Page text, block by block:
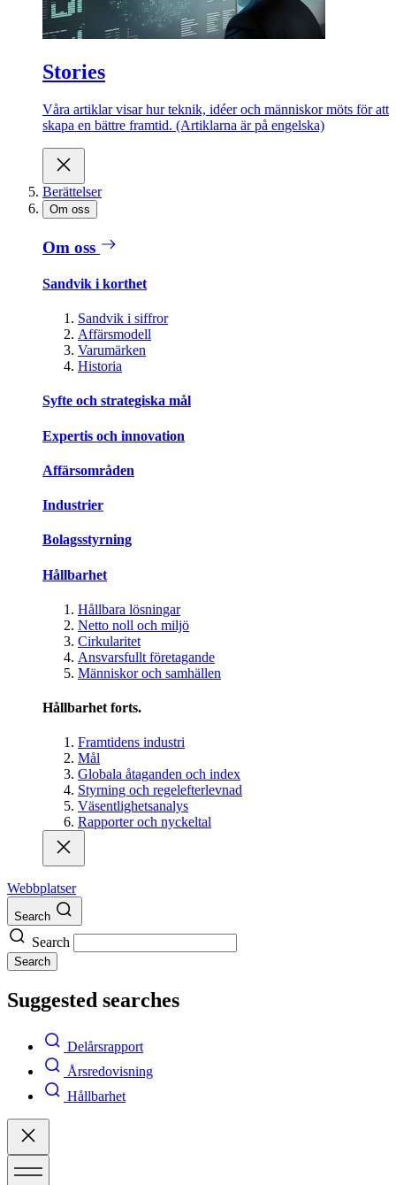
Stories
Våra artiklar visar hur teknik, idéer och människor möts för att
skapa en bättre framtid. (Artiklarna är på engelska)
Berättelser
Om oss
Om oss
Sandvik i korthet
Sandvik i siffror
Affärsmodell
Varumärken
Historia
Syfte och strategiska mål
Expertis och innovation
Affärsområden
Industrier
Bolagsstyrning
Hållbarhet
Hållbara lösningar
Netto noll och miljö
Cirkularitet
Ansvarsfullt företagande
Människor och samhällen
Hållbarhet forts.
Framtidens industri
Mål
Globala åtaganden och index
Styrning och regelefterlevnad
Väsentlighetsanalys
Rapporter och nyckeltal
Webbplatser
Search
Search
Search
Suggested searches
Delårsrapport
Årsredovisning
Hållbarhet